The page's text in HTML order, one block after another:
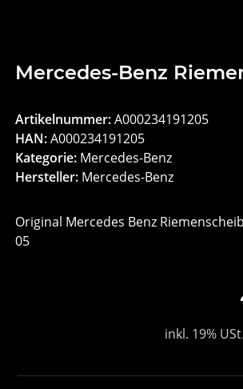
Mercedes-Benz
Artikelnummer:A000234191205
HAN:A000234191205
Kategorie: Mercedes-Benz
Hersteller: Mercedes-Benz
Original Mercedes Benz
05
inkl. 19%